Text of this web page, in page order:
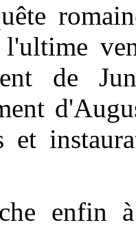
l'ultime
de
et
enfin à